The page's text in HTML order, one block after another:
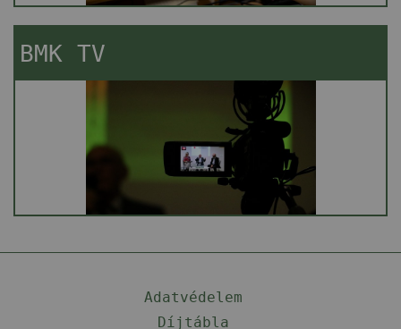
BMK TV
Adatvédelem
Díjtábla